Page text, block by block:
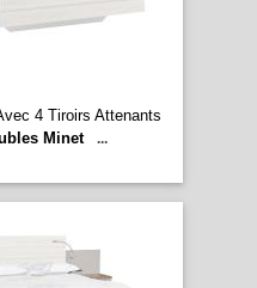
4 Tiroirs Attenants
Minet
...